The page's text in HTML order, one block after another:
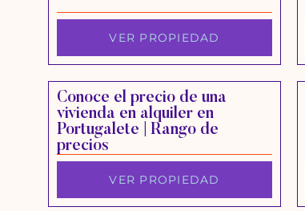
VER PROPIEDAD
Conoce el precio de una
vivienda en alquiler en
Portugalete | Rango de
precios
VER PROPIEDAD